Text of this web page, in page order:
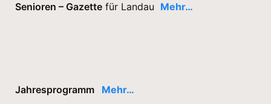
Senioren – Gazette für Landau Mehr…
Jahresprogramm Mehr…